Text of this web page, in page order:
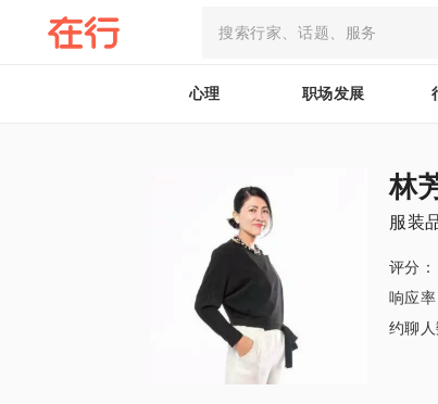
心理 职场发展
林
服装
评分：
响应率
约聊人